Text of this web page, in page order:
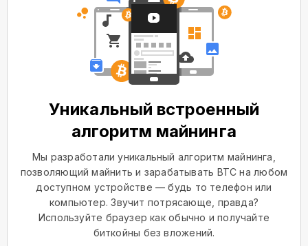
Уникальный встроенный
алгоритм майнинга
Мы разработали уникальный алгоритм майнинга,
позволяющий майнить и зарабатывать BTC на любом
доступном устройстве — будь то телефон или
компьютер. Звучит потрясающе, правда?
Используйте браузер как обычно и получайте
биткойны без вложений.